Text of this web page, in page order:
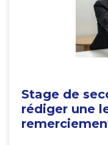
Stage de
rédiger une